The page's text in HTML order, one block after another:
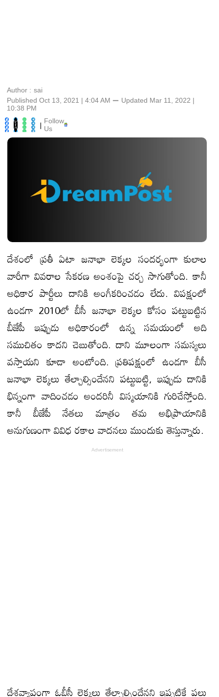
Author : sai
Published Oct 13, 2021 | 4:04 AM ⚊ Updated Mar 11, 2022 |
10:38 PM
| Follow
Us
దేశంలో ప్రతీ ఏటా జనాభా లెక్కల సందర్భంగా కులాల
వారీగా వివరాల సేకరణ అంశంపై చర్చ సాగుతోంది. కానీ
అధికార పార్టీలు దానికి అంగీకరించడం లేదు. విపక్షంలో
ఉండగా 2010లో బీసీ జనాభా లెక్కల కోసం పట్టుబట్టిన
బీజేపీ ఇప్పుడు అధికారంలో ఉన్న సమయంలో అది
సముచితం కాదని చెబుతోంది. దాని మూలంగా సమస్యలు
వస్తాయని కూడా అంటోంది. ప్రతిపక్షంలో ఉండగా బీసీ
జనాభా లెక్కలు తేల్చాల్సిందేనని పట్టుబట్టి, ఇప్పుడు దానికి
భిన్నంగా వాదించడం అందరినీ విస్మయానికి గురిచేస్తోంది.
కానీ బీజేపీ నేతలు మాత్రం తమ అభిప్రాయానికి
అనుగుణంగా వివిధ రకాల వాదనలు ముందుకు తెస్తున్నారు.
దేశవ్యాప్తంగా ఓబీసీ లెక్కలు తేల్చాల్సిందేనని ఇప్పటికే పలు